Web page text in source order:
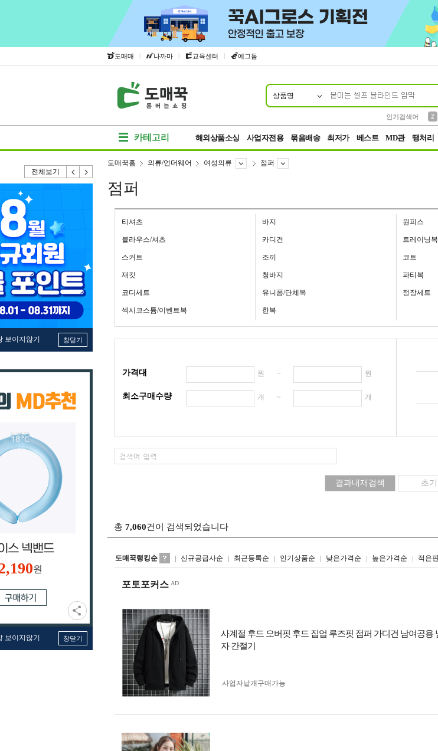
도매매 | 나까마 | 교육센터 | 에그돔
상품명
인기검색어
2
카테고리 해외상품소싱 사업자전용 묶음배송 최저가 베스트 MD관 땡처리
전체보기
보이지않기 창닫기
원
보이지않기 창닫기
도매꾹홈 의류/언더웨어 여성의류 점퍼
점퍼
티셔츠 바지 원피스
블라우스/셔츠 카디건 트레이닝복
스커트 조끼 코트
재킷 청바지 파티복
코디세트 유니폼/단체복 정장세트
섹시코스튬/이벤트복 한복
가격대 원 ~ 원
최소구매수량 개 ~ 개
총 7,060건이 검색되었습니다
도매꾹랭킹순 신규공급사순 최근등록순 인기상품순 낮은가격순 높은가격순 적은
리스트형갤러리형
포토포커스
사계절 후드 오버핏 후드 집업 루즈핏 점퍼 가디건 남여공용
자 간절기
사업자 낱개구매가능